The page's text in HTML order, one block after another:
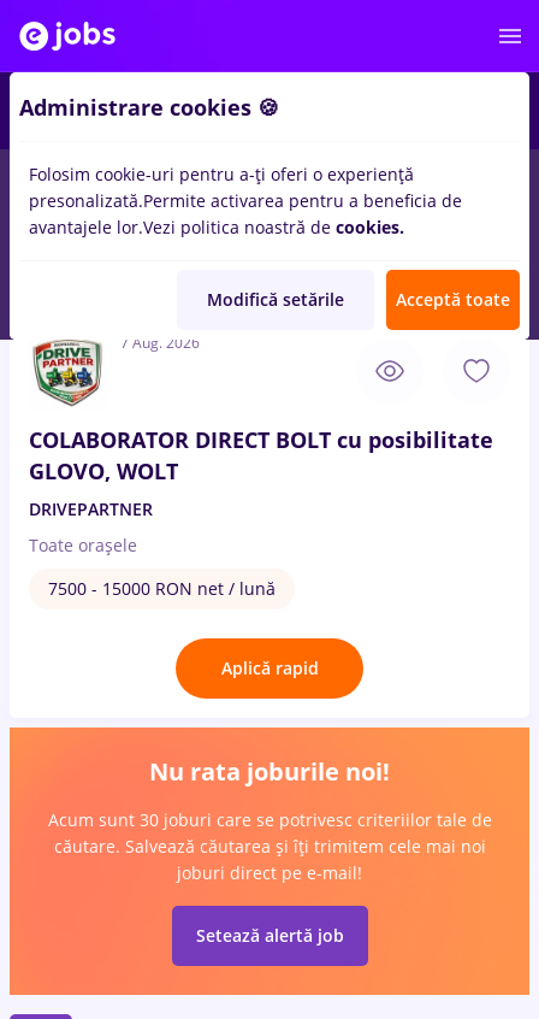
Salarii Full time Part time IT / Telecom
7 Aug. 2026
COLABORATOR DIRECT BOLT cu posibilitate
GLOVO, WOLT
DRIVEPARTNER
Toate oraşele
7500 - 15000 RON net / lună
Aplică rapid
Nu rata joburile noi!
Acum sunt 30 joburi care se potrivesc criteriilor tale de
căutare. Salvează căutarea și îți trimitem cele mai noi
joburi direct pe e-mail!
Setează alertă job
Administrare cookies 🍪
Folosim cookie-uri pentru a-ți oferi o experiență
presonalizată.Permite activarea pentru a beneficia de
avantajele lor.Vezi politica noastră de cookies.
Modifică setările Acceptă toate